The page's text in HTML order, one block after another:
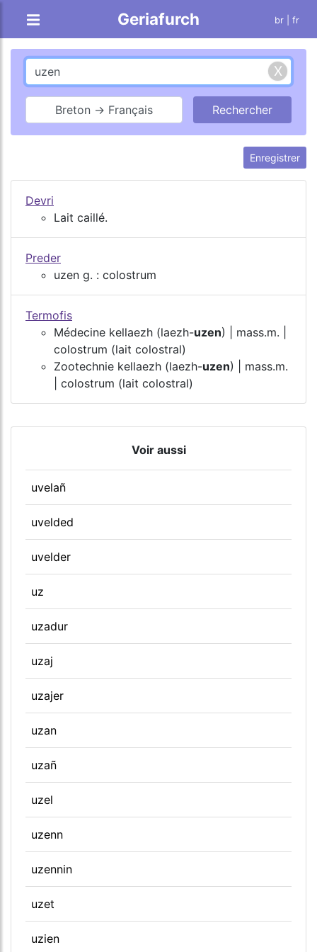
Geriafurch br | fr
Breton → Français
Enregistrer
Devri
Lait caillé.
Preder
uzen g. : colostrum
Termofis
Médecine kellaezh (laezh-uzen) | mass.m. |
colostrum (lait colostral)
Zootechnie kellaezh (laezh-uzen) | mass.m.
| colostrum (lait colostral)
Voir aussi
uvelañ
uvelded
uvelder
uz
uzadur
uzaj
uzajer
uzan
uzañ
uzel
uzenn
uzennin
uzet
uzien